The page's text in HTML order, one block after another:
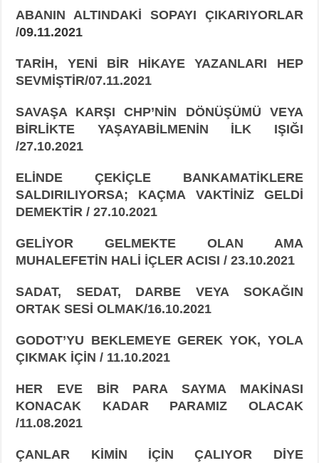
ABANIN ALTINDAKİ SOPAYI ÇIKARIYORLAR
/09.11.2021
TARİH, YENİ BİR HİKAYE YAZANLARI HEP
SEVMİŞTİR/07.11.2021
SAVAŞA KARŞI CHP’NİN DÖNÜŞÜMÜ VEYA
BİRLİKTE YAŞAYABİLMENİN İLK IŞIĞI
/27.10.2021
ELİNDE ÇEKİÇLE BANKAMATİKLERE
SALDIRILIYORSA; KAÇMA VAKTİNİZ GELDİ
DEMEKTİR / 27.10.2021
GELİYOR GELMEKTE OLAN AMA
MUHALEFETİN HALİ İÇLER ACISI / 23.10.2021
SADAT, SEDAT, DARBE VEYA SOKAĞIN
ORTAK SESİ OLMAK/16.10.2021
GODOT’YU BEKLEMEYE GEREK YOK, YOLA
ÇIKMAK İÇİN / 11.10.2021
HER EVE BİR PARA SAYMA MAKİNASI
KONACAK KADAR PARAMIZ OLACAK
/11.08.2021
ÇANLAR KİMİN İÇİN ÇALIYOR DİYE